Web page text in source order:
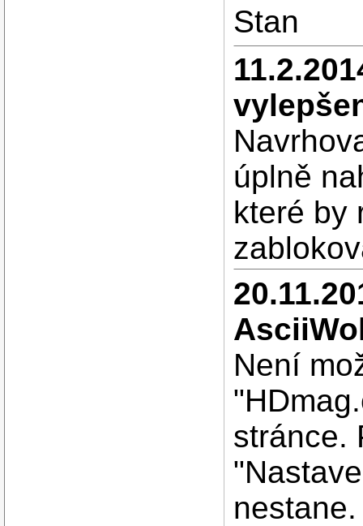
Stan
úplně
které by
Není
stránce.
nestane.